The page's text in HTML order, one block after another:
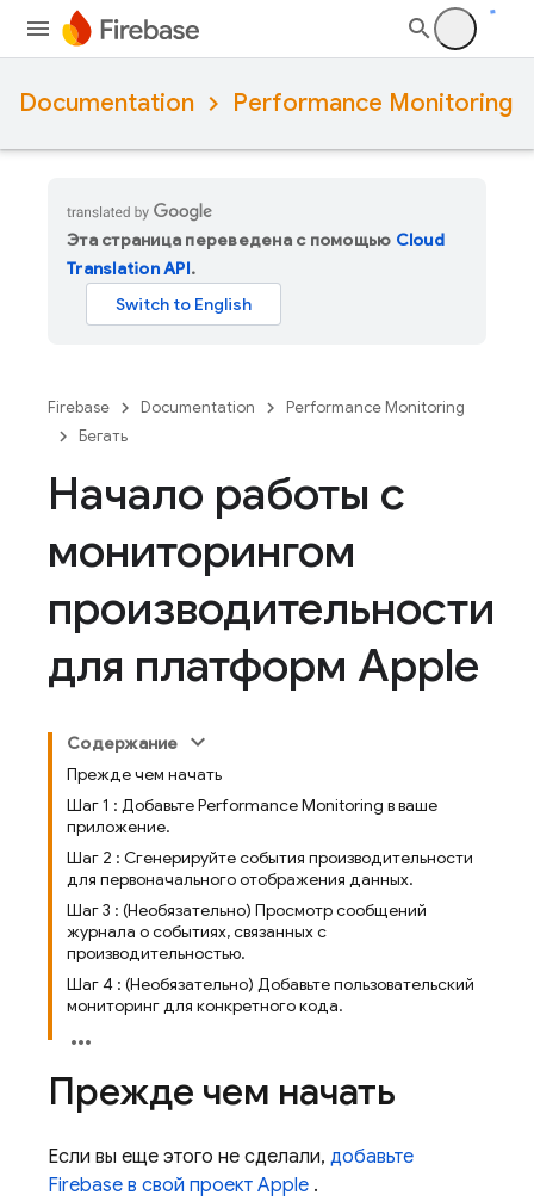
Documentation Performance Monitoring
Эта страница переведена с помощью Cloud
Translation API.
Firebase Documentation
Performance Monitoring
Бегать
Начало работы с
мониторингом
производительности
для платформ Apple
Содержание
Прежде чем начать
Шаг 1 : Добавьте Performance Monitoring в ваше
приложение.
Шаг 2 : Сгенерируйте события производительности
для первоначального отображения данных.
Шаг 3 : (Необязательно) Просмотр сообщений
журнала о событиях, связанных с
производительностью.
Шаг 4 : (Необязательно) Добавьте пользовательский
мониторинг для конкретного кода.
Прежде чем начать
Если вы еще этого не сделали, добавьте
Firebase в свой проект Apple .